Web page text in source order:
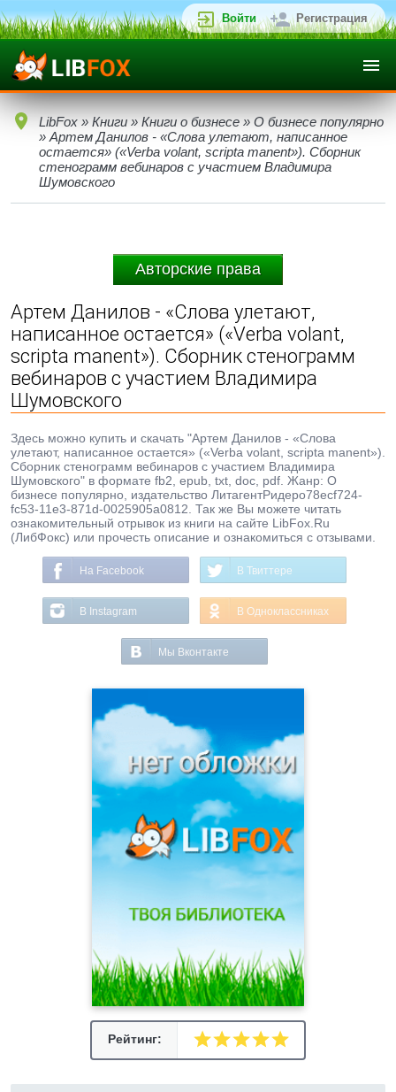
Войти Регистрация
LibFox » Книги » Книги о бизнесе » О бизнесе популярно
» Артем Данилов - «Слова улетают, написанное
остается» («Verba volant, scripta manent»). Сборник
стенограмм вебинаров с участием Владимира
Шумовского
Авторские права
Артем Данилов - «Слова улетают,
написанное остается» («Verba volant,
scripta manent»). Сборник стенограмм
вебинаров с участием Владимира
Шумовского
Здесь можно купить и скачать "Артем Данилов - «Слова
улетают, написанное остается» («Verba volant, scripta manent»).
Сборник стенограмм вебинаров с участием Владимира
Шумовского" в формате fb2, epub, txt, doc, pdf. Жанр: О
бизнесе популярно, издательство ЛитагентРидеро78ecf724-
fc53-11e3-871d-0025905a0812. Так же Вы можете читать
ознакомительный отрывок из книги на сайте LibFox.Ru
(ЛибФокс) или прочесть описание и ознакомиться с отзывами.
На Facebook В Твиттере
В Instagram В Одноклассниках
Мы Вконтакте
Рейтинг: